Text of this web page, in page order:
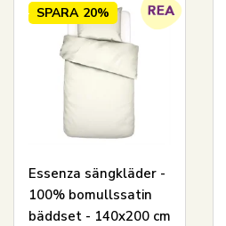
SPARA 20%
Essenza sängkläder -
100% bomullssatin
bäddset - 140x200 cm